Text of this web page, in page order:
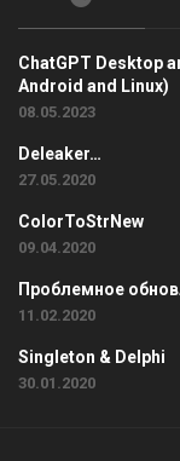
ChatGPT Desktop
Android and Linux)
08.05.2023
Deleaker…
27.05.2020
ColorToStrNew
09.04.2020
Проблемное
11.02.2020
Singleton & Delphi
30.01.2020